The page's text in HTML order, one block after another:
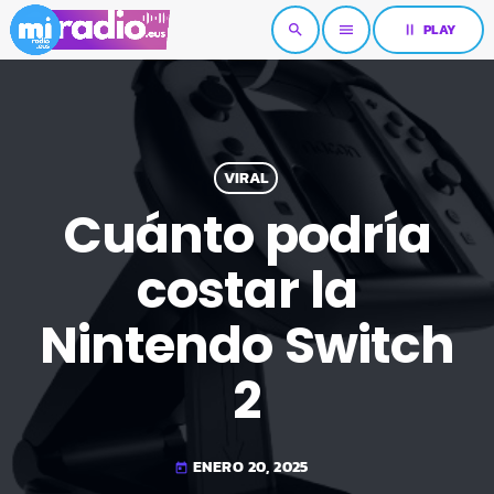
search menu pause PLAY
VIRAL
Cuánto podría
costar la
Nintendo Switch
2
today ENERO 20, 2025